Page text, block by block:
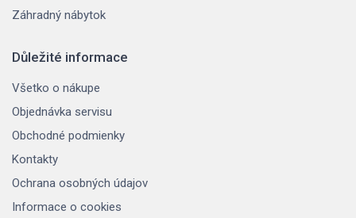
Záhradný nábytok
Důležité informace
Všetko o nákupe
Objednávka servisu
Obchodné podmienky
Kontakty
Ochrana osobných údajov
Informace o cookies